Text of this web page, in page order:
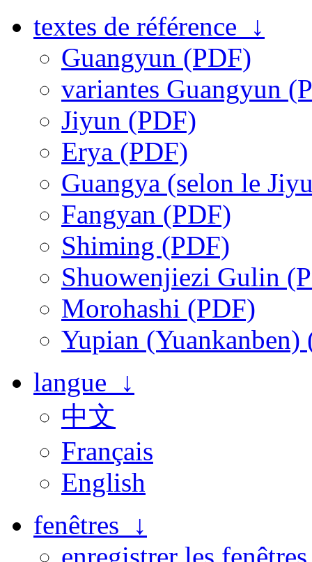
textes de référence ↓
Guangyun (PDF)
variantes Guangyun
Jiyun (PDF)
Erya (PDF)
Guangya (selon le
Fangyan (PDF)
Shiming (PDF)
Shuowenjiezi Gulin
Morohashi (PDF)
Yupian (Yuankanben)
langue ↓
中文
Français
English
fenêtres ↓